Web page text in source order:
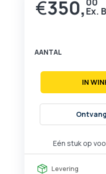
€350,
Eén stuk op
Levering
AANTAL
IN
afbeeldingen-